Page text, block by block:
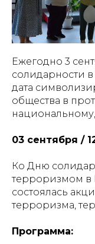
Ежегодно 3
солидарности
дата
общества в
03 сентября /
Ко Дню
терроризмом в
состоялась
терроризма,
Программа: